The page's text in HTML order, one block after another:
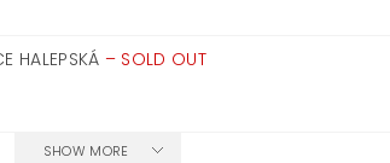
HALEPSKÁ – SOLD OUT
SHOW MORE